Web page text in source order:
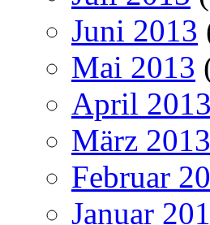
Juni 2013
Mai 2013
April 2013
März 2013
Februar
Januar